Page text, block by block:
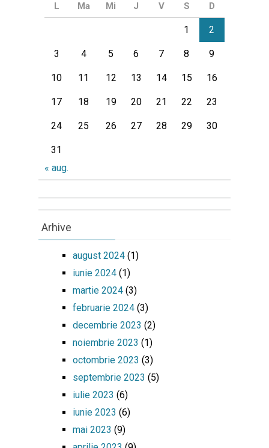
L Ma Mi J V S D
1 2
3 4 5 6 7 8 9
10 11 12 13 14 15 16
17 18 19 20 21 22 23
24 25 26 27 28 29 30
31
« aug.
Arhive
august 2024(1)
iunie 2024(1)
martie 2024(3)
februarie 2024(3)
decembrie 2023 (2)
noiembrie 2023 (1)
octombrie 2023 (3)
septembrie 2023 (5)
iulie 2023 (6)
iunie 2023 (6)
mai 2023 (9)